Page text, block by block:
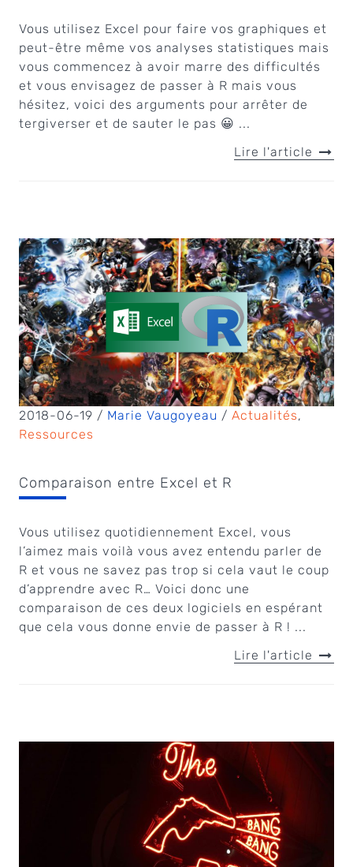
Vous utilisez Excel pour faire vos graphiques et
peut-être même vos analyses statistiques mais
vous commencez à avoir marre des difficultés
et vous envisagez de passer à R mais vous
hésitez, voici des arguments pour arrêter de
tergiverser et de sauter le pas 😀 ...
Lire l'article
2018-06-19 / Marie Vaugoyeau / Actualités,
Ressources
Comparaison entre Excel et R
Vous utilisez quotidiennement Excel, vous
l’aimez mais voilà vous avez entendu parler de
R et vous ne savez pas trop si cela vaut le coup
d’apprendre avec R… Voici donc une
comparaison de ces deux logiciels en espérant
que cela vous donne envie de passer à R ! ...
Lire l'article